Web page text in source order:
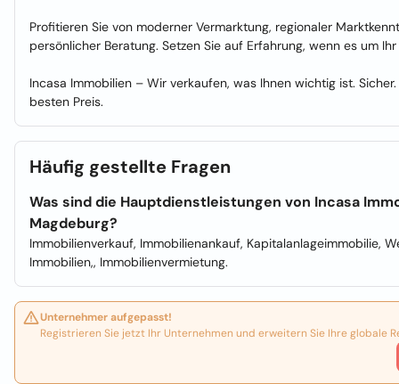
Profitieren Sie von moderner Vermarktung, regionaler
persönlicher Beratung. Setzen Sie auf Erfahrung, wenn es um
Incasa Immobilien – Wir verkaufen, was Ihnen wichtig ist. Sicher.
besten Preis.
Häufig gestellte Fragen
Was sind die Hauptdienstleistungen von Incasa
Magdeburg?
Immobilienverkauf, Immobilienankauf, Kapitalanlageimmobilie,
Immobilien,, Immobilienvermietung.
Unternehmer aufgepasst!
Registrieren Sie jetzt Ihr Unternehmen und erweitern Sie Ihre globale